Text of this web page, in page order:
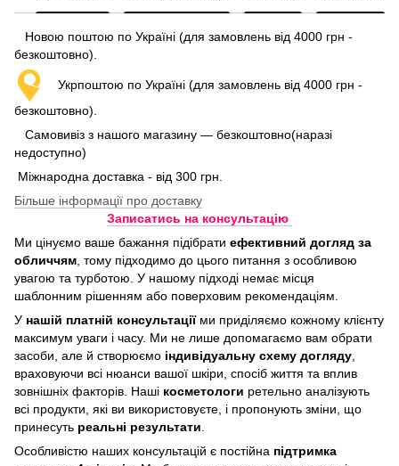
Новою поштою по Україні (для замовлень від 4000 грн -
безкоштовно).
Укрпоштою по Україні (для замовлень від 4000 грн -
безкоштовно).
Самовивіз з нашого магазину — безкоштовно(наразі
недоступно)
Міжнародна доставка - від 300 грн.
Більше інформації про доставку
Записатись на консультацію
Ми цінуємо ваше бажання підібрати ефективний догляд за
обличчям , тому підходимо до цього питання з особливою
увагою та турботою. У нашому підході немає місця
шаблонним рішенням або поверховим рекомендаціям.
У нашій платній консультаціїми приділяємо кожному клієнту
максимум уваги і часу. Ми не лише допомагаємо вам обрати
засоби, але й створюємо індивідуальну схему догляду
враховуючи всі нюанси вашої шкіри, спосіб життя та вплив
зовнішніх факторів. Наші косметологи ретельно аналізують
всі продукти, які ви використовуєте, і пропонують зміни, що
принесуть реальні результати
Особливістю наших консультацій є постійна підтримка